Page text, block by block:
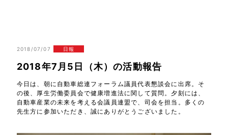
2018/07/07 日報
2018年7月5日（木）の活動報告
今日は、朝に自動車総連フォーラム議員代表懇談会に出席。そ
の後、厚生労働委員会で健康増進法に関して質問。夕刻には、
自動車産業の未来を考える会議員連盟で、司会を担当。多くの
先生方に参加いただき、誠にありがとうございました。